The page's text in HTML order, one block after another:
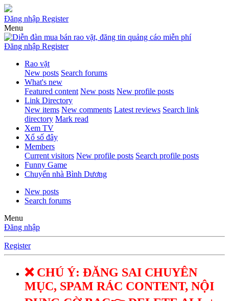
Đăng nhập Register
Menu
Đăng nhập Register
Rao vặt
New posts Search forums
What's new
Featured content New posts New profile posts
Link Directory
New items New comments Latest reviews Search link
directory Mark read
Xem TV
Xổ số đây
Members
Current visitors New profile posts Search profile posts
Funny Game
Chuyển nhà Bình Dương
New posts
Search forums
Menu
Đăng nhập
Register
❌ CHÚ Ý: ĐĂNG SAI CHUYÊN
MỤC, SPAM RÁC CONTENT, NỘI